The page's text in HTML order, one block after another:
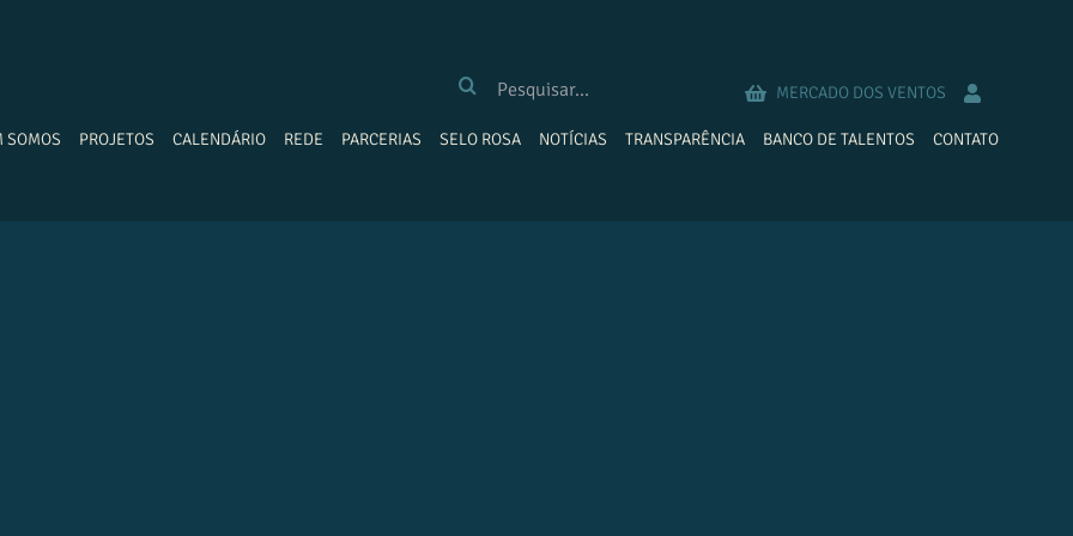
RESULTADOS
MERCADO DOS VENTOS
SOMOS PROJETOS CALENDÁRIO REDE PARCERIAS SELO ROSA NOTÍCIAS TRANSPARÊNCIA BANCO DE TALENTOS CONTATO